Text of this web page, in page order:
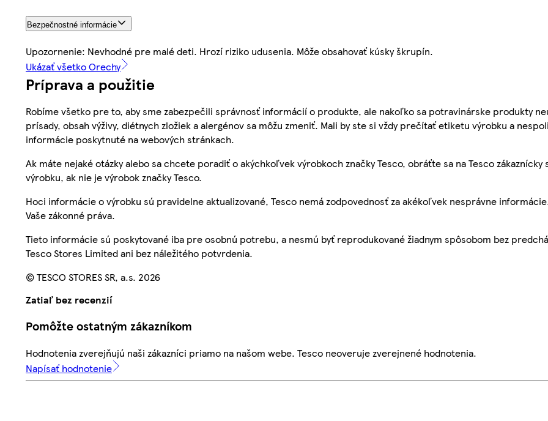
Bezpečnostné informácie
Upozornenie: Nevhodné pre malé deti. Hrozí riziko udusenia. Môže obsahovať kúsky škrupín.
Ukázať všetko Orechy
Príprava a použitie
Robíme všetko pre to, aby sme zabezpečili správnosť informácií o produkte, ale nakoľko sa potravinárske produkty
prísady, obsah výživy, diétnych zložiek a alergénov sa môžu zmeniť. Mali by ste si vždy prečítať etiketu výrobku a
informácie poskytnuté na webových stránkach.
Ak máte nejaké otázky alebo sa chcete poradiť o akýchkoľvek výrobkoch značky Tesco, obráťte sa na Tesco
výrobku, ak nie je výrobok značky Tesco.
Hoci informácie o výrobku sú pravidelne aktualizované, Tesco nemá zodpovednosť za akékoľvek nesprávne
Vaše zákonné práva.
Tieto informácie sú poskytované iba pre osobnú potrebu, a nesmú byť reprodukované žiadnym spôsobom bez
Tesco Stores Limited ani bez náležitého potvrdenia.
© TESCO STORES SR, a.s. 2026
Zatiaľ bez recenzií
Pomôžte ostatným zákazníkom
Hodnotenia zverejňujú naši zákazníci priamo na našom webe. Tesco neoveruje zverejnené hodnotenia.
Napísať hodnotenie